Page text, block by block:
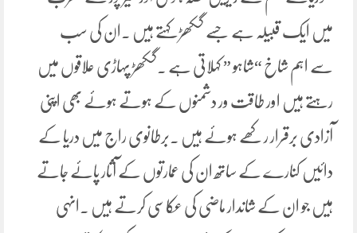
میں ایک قبیلہ ہے جسے گکھڑ کہتے ہیں ۔ان کی سب
سے اہم شاخ “شاہو ” کہلاتی ہے ۔گکھڑ پہاڑی علاقوں میں
رہتے ہیں اور طاقت ور دشمنوں کے ہوتے ہوئے بھی اپنی
آزادی برقرار رکھے ہوئے ہیں ۔برطانوی راج میں دریا کے
دائیں کنارے کے ساتھ ان کی عمارتوں کے آثار پائے جاتے
ہیں جو ان کے شاندار ماضی کی عکاسی کرتے ہیں ۔انہی